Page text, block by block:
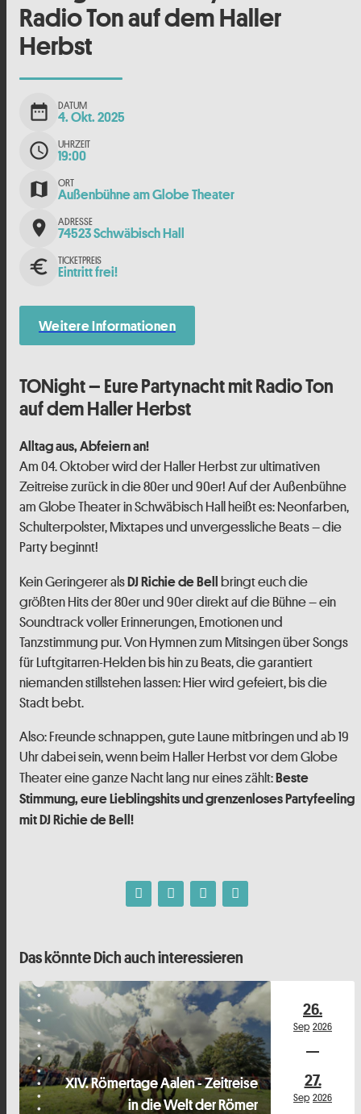
Radio Ton auf dem Haller
Herbst
date_range DATUM
4. Okt. 2025
schedule UHRZEIT
19:00
map ORT
Außenbühne am Globe Theater
place ADRESSE
74523 Schwäbisch Hall
euro TICKETPREIS
Eintritt frei!
Weitere Informationen
TONight – Eure Partynacht mit Radio Ton
auf dem Haller Herbst
Alltag aus, Abfeiern an!
Am 04. Oktober wird der Haller Herbst zur ultimativen
Zeitreise zurück in die 80er und 90er! Auf der Außenbühne
am Globe Theater in Schwäbisch Hall heißt es: Neonfarben,
Schulterpolster, Mixtapes und unvergessliche Beats – die
Party beginnt!
Kein Geringerer alsDJ Richie de Bell bringt euch die
größten Hits der 80er und 90er direkt auf die Bühne – ein
Soundtrack voller Erinnerungen, Emotionen und
Tanzstimmung pur. Von Hymnen zum Mitsingen über Songs
für Luftgitarren-Helden bis hin zu Beats, die garantiert
niemanden stillstehen lassen: Hier wird gefeiert, bis die
Stadt bebt.
Also: Freunde schnappen, gute Laune mitbringen und ab 19
Uhr dabei sein, wenn beim Haller Herbst vor dem Globe
Theater eine ganze Nacht lang nur eines zählt:Beste
Stimmung, eure Lieblingshits und grenzenloses Partyfeeling
mit DJ Richie de Bell!
Das könnte Dich auch interessieren
XIV. Römertage Aalen - Zeitreise
in die Welt der Römer
26.
Sep 2026
27.
Sep 2026